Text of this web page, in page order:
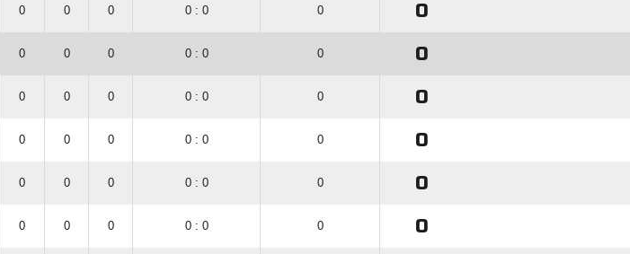
0 0 0 0 : 0 0 0
0 0 0 0 : 0 0 0
0 0 0 0 : 0 0 0
0 0 0 0 : 0 0 0
0 0 0 0 : 0 0 0
0 0 0 0 : 0 0 0